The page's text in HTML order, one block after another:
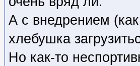
А с внедрением
хлебушка
Но как-то